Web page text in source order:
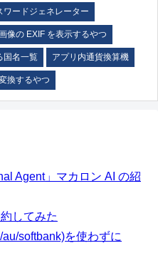
ワードジェネレーター
像の EXIF を表示するやつ
国名一覧 アプリ内通貨換算機
換するやつ
Agent」マカロン AI の紹
してみた
softbank)を使わずに